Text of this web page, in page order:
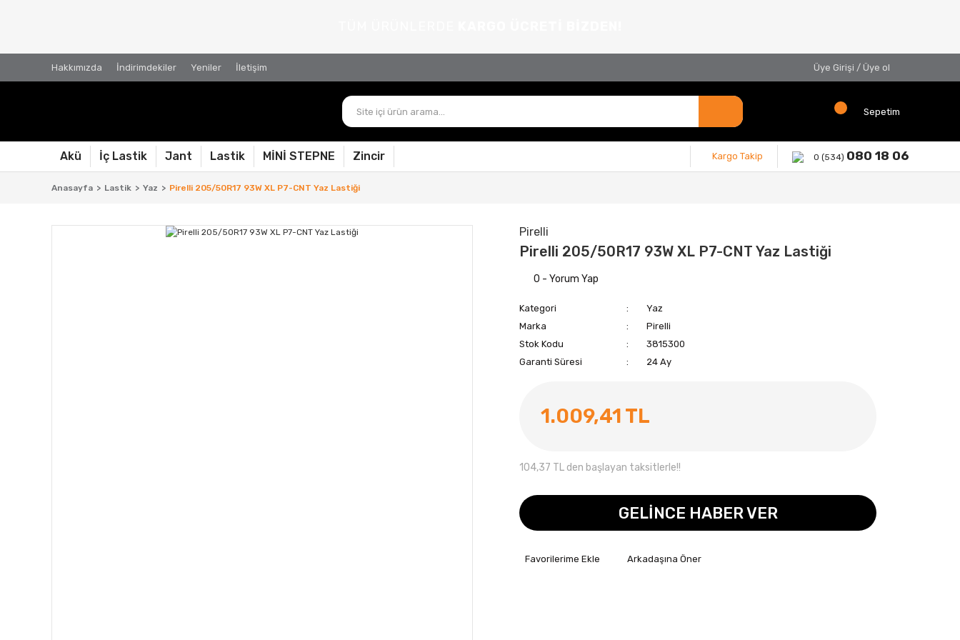
Hakkımızda İndirimdekiler Yeniler İletişim Üye Girişi / Üye ol
Sepetim
Akü İç Lastik Jant Lastik MİNİ STEPNE Zincir Kargo Takip 0 (534) 080 18 06
Anasayfa Lastik Yaz Pirelli 205/50R17 93W XL P7-CNT Yaz Lastiği
Pirelli
Pirelli 205/50R17 93W XL P7-CNT Yaz Lastiği
0 - Yorum Yap
Kategori
Yaz
Marka
Pirelli
Stok Kodu
3815300
Garanti Süresi
24 Ay
1.009,41 TL
104,37 TL den başlayan taksitlerle!!
GELİNCE HABER VER
Arkadaşına Öner